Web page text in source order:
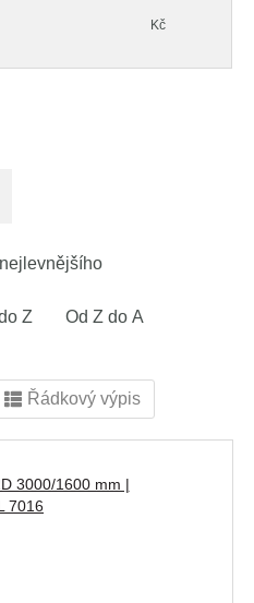
Kč
Z Od Z do A
Řádkový výpis
3000/1600 mm |
7016